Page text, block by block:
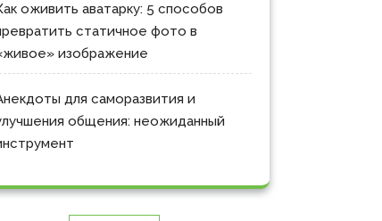
оживить аватарку: 5 способов
статичное фото в
изображение
для саморазвития и
общения: неожиданный